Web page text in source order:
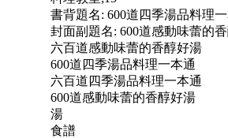
書背題名: 600道四季湯品料理
封面副題名: 600道感動味蕾的
六百道感動味蕾的香醇好湯
600道四季湯品料理一本通
六百道四季湯品料理一本通
600道感動味蕾的香醇好湯
湯
食譜